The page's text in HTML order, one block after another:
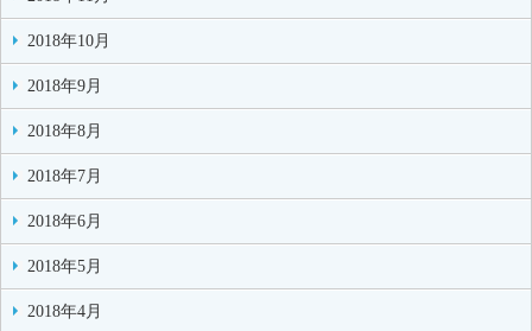
2018年10月
2018年9月
2018年8月
2018年7月
2018年6月
2018年5月
2018年4月